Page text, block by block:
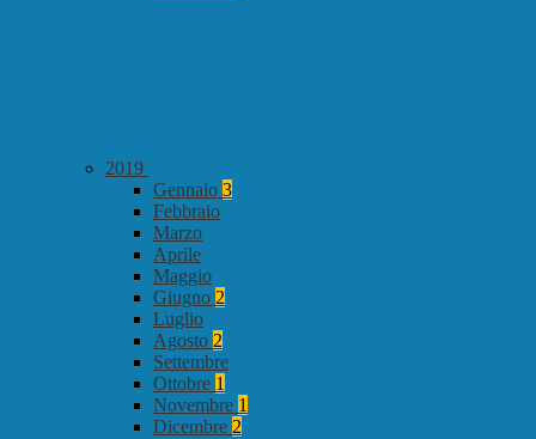
2019
Gennaio 3
Febbraio
Marzo
Aprile
Maggio
Giugno 2
Luglio
Agosto 2
Settembre
Ottobre 1
Novembre 1
Dicembre 2